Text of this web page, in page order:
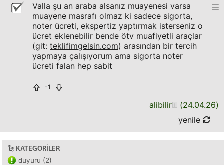
Valla şu an araba alsanız muayenesi varsa
muayene masrafı olmaz ki sadece sigorta,
noter ücreti, ekspertiz yaptırmak isterseniz o
ücret eklenebilir bende ötv muafiyetli araçlar
(git: teklifimgelsin.com) arasından bir tercih
yapmaya çalışıyorum ama sigorta noter
ücreti falan hep sabit
-1
alibilir (24.04.26)
yenile
KATEGORILER
duyuru (2)